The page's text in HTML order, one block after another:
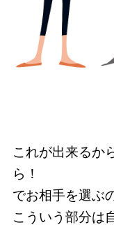
これが出来るか
ら！
でお相手を選ぶ
こういう部分は